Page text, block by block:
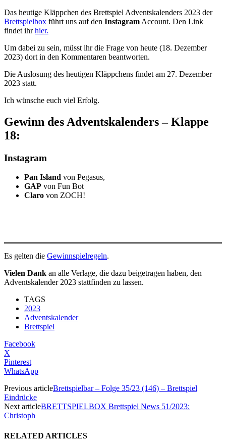
Das heutige Kläppchen des Brettspiel Adventskalenders 2023 der
Brettspielbox führt uns auf den Instagram Account. Den Link
findet ihrhier.
Um dabei zu sein, müsst ihr die Frage von heute (18. Dezember
2023) dort in den Kommentaren beantworten.
Die Auslosung des heutigen Kläppchens findet am 27. Dezember
2023 statt.
Ich wünsche euch viel Erfolg.
Gewinn des Adventskalenders – Klappe
18:
Instagram
Pan Island von Pegasus,
GAP von Fun Bot
Claro von ZOCH!
Es gelten die Gewinnspielregeln.
Vielen Dank an alle Verlage, die dazu beigetragen haben, den
Adventskalender 2023 stattfinden zu lassen.
TAGS
2023
Adventskalender
Brettspiel
Facebook
X
Pinterest
WhatsApp
Previous articleBrettspielbar – Folge 35/23 (146) – Brettspiel
Eindrücke
Next articleBRETTSPIELBOX Brettspiel News 51/2023:
Christoph
RELATED ARTICLES